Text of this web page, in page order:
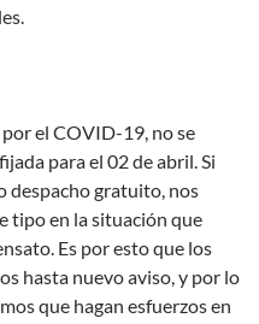
el COVID-19, no se
para el 02 de abril. Si
despacho gratuito, nos
tipo en la situación que
Es por esto que los
hasta nuevo aviso, y por lo
que hagan esfuerzos en